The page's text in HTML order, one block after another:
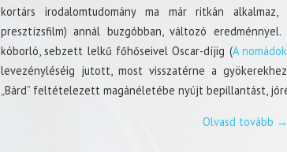
kortárs irodalomtudomány ma már ritkán
presztízsfilm) annál buzgóbban, változó eredménnyel.
kóborló, sebzett lelkű főhőseivel Oscar-díjig (A
levezényléséig jutott, most visszatérne a
„Bárd” feltételezett magánéletébe nyújt bepillantást,
Olvasd tovább →